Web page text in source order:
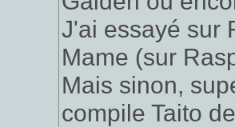
J'ai essayé sur
Mame (sur
Mais sinon,
compile Taito